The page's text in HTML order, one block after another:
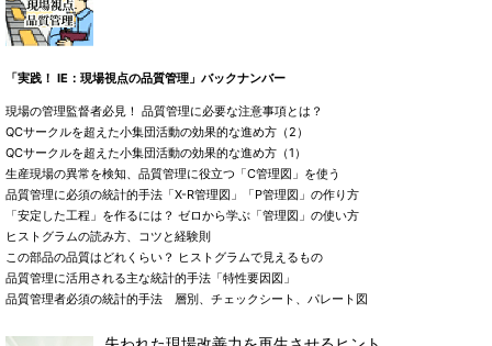
「実践！ IE：現場視点の品質管理」バックナンバー
現場の管理監督者必見！ 品質管理に必要な注意事項とは？
QCサークルを超えた小集団活動の効果的な進め方（2）
QCサークルを超えた小集団活動の効果的な進め方（1）
生産現場の異常を検知、品質管理に役立つ「C管理図」を使う
品質管理に必須の統計的手法「X-R管理図」「P管理図」の作り方
「安定した工程」を作るには？ ゼロから学ぶ「管理図」の使い方
ヒストグラムの読み方、コツと経験則
この部品の品質はどれくらい？ ヒストグラムで見えるもの
品質管理に活用される主な統計的手法「特性要因図」
品質管理者必須の統計的手法 層別、チェックシート、パレート図